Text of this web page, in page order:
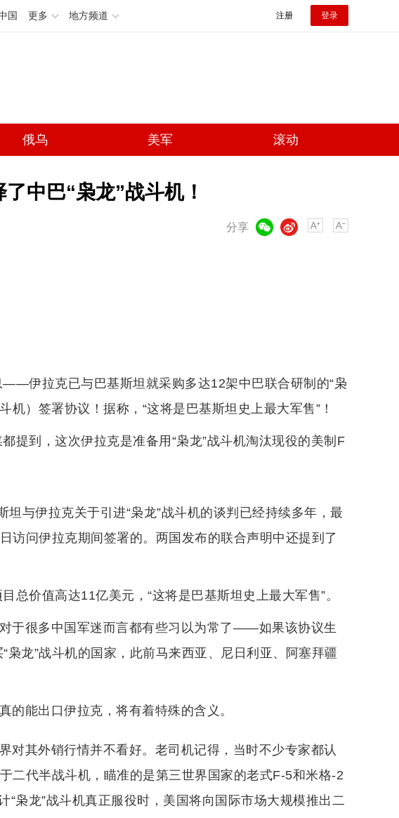
国 更多 地方频道 注册 登录
俄乌 美军 滚动
中巴“枭龙”战斗机！
分享
微博
伊拉克已与巴基斯坦就采购多达12架中巴联合研制的“枭
机）签署协议！据称，“这将是巴基斯坦史上最大军售”！
提到，这次伊拉克是准备用“枭龙”战斗机淘汰现役的美制F
坦与伊拉克关于引进“枭龙”战斗机的谈判已经持续多年，最
访问伊拉克期间签署的。两国发布的联合声明中还提到了
总价值高达11亿美元，“这将是巴基斯坦史上最大军售”。
于很多中国军迷而言都有些习以为常了——如果该协议生
龙”战斗机的国家，此前马来西亚、尼日利亚、阿塞拜疆
的能出口伊拉克，将有着特殊的含义。
对其外销行情并不看好。老司机记得，当时不少专家都认
二代半战斗机，瞄准的是第三世界国家的老式F-5和米格-2
“枭龙”战斗机真正服役时，美国将向国际市场大规模推出二